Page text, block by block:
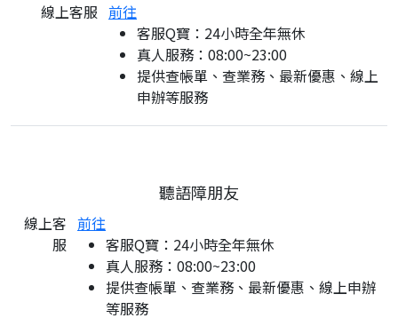
線上客服 前往
客服Q寶：24小時全年無休
真人服務：08:00~23:00
提供查帳單、查業務、最新優惠、線上
申辦等服務
聽語障朋友
線上客
服
前往
客服Q寶：24小時全年無休
真人服務：08:00~23:00
提供查帳單、查業務、最新優惠、線上申辦
等服務